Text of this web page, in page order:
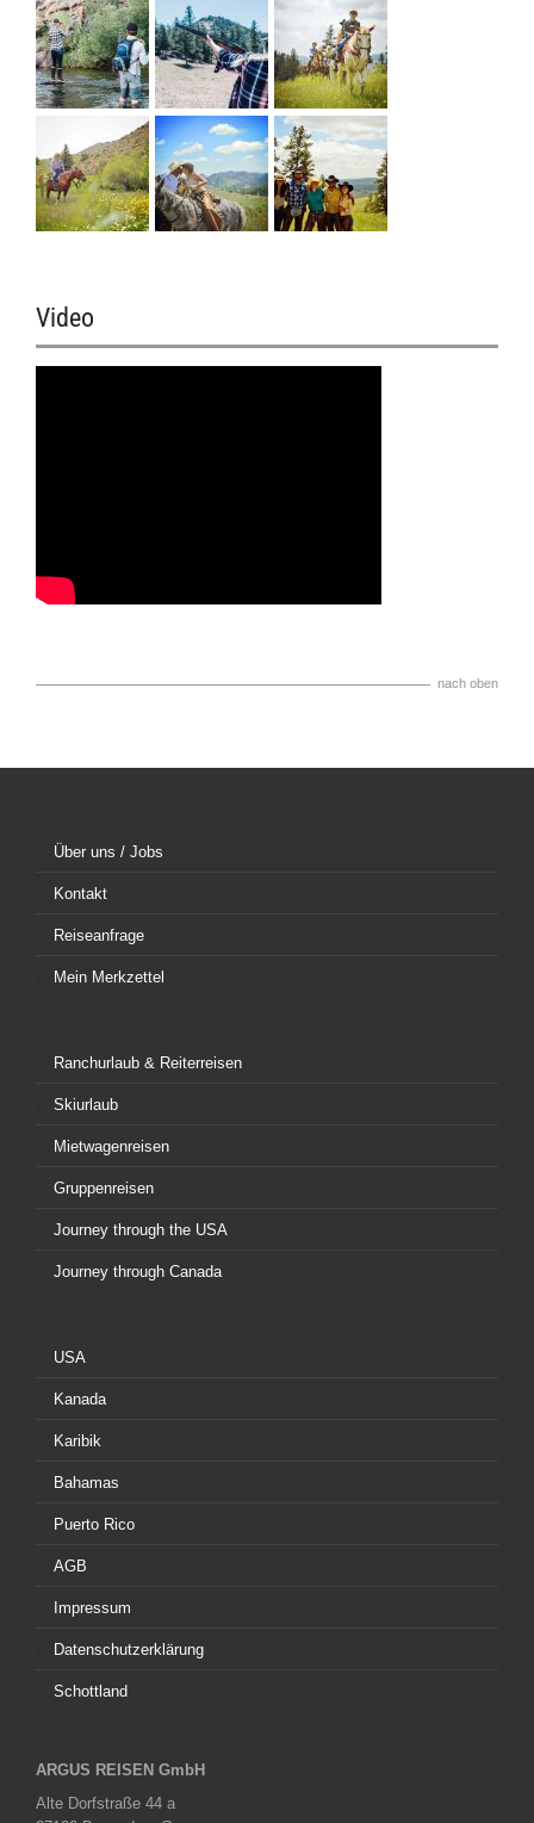
Video
nach oben
Über uns / Jobs
Kontakt
Reiseanfrage
Mein Merkzettel
Ranchurlaub & Reiterreisen
Skiurlaub
Mietwagenreisen
Gruppenreisen
Journey through the USA
Journey through Canada
USA
Kanada
Karibik
Bahamas
Puerto Rico
AGB
Impressum
Datenschutzerklärung
Schottland
ARGUS REISEN GmbH
Alte Dorfstraße 44 a